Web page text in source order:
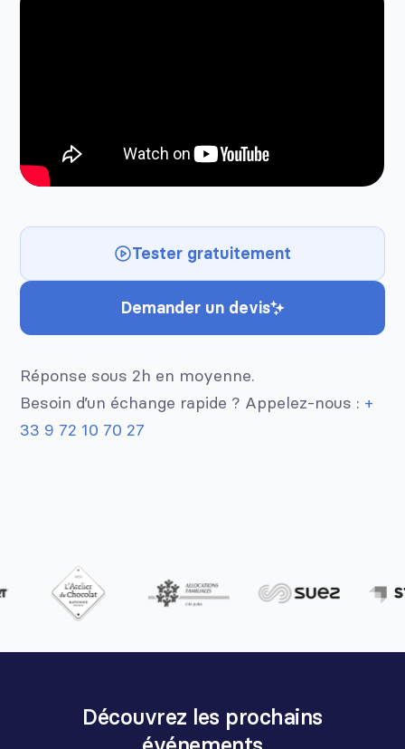
Tester gratuitement
Demander un devis
Réponse sous 2h en moyenne.
Besoin d’un échange rapide ? Appelez-nous : +
33 9 72 10 70 27
Découvrez les prochains